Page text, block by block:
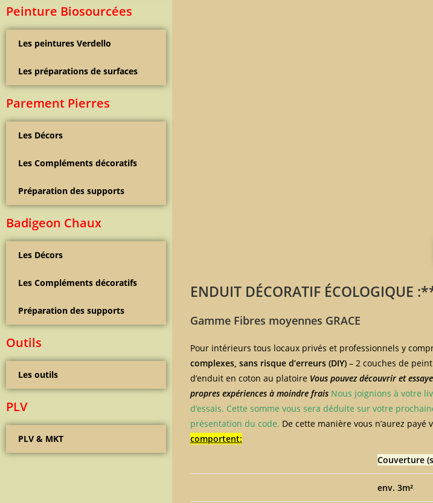
Peinture Biosourcées
Les peintures Verdello
Les préparations de surfaces
Parement Pierres
Les Décors
Les Compléments décoratifs
Préparation des supports
Badigeon Chaux
Les Décors
Les Compléments décoratifs
Préparation des supports
Outils
Les outils
PLV
PLV & MKT
ENDUIT DÉCORATIF ÉCOLOGIQUE
Gamme Fibres moyennes GRACE
Pour intérieurs tous locaux privés et professionnels y
complexes, sans risque d’erreurs (DIY) – 2 couches de
d’enduit en coton au platoire Vous pouvez découvrir et
propres expériences à moindre frais Nous joignions à votre
d’essais. Cette somme vous sera déduite sur votre
présentation du code. De cette manière vous n’aurez payé
comportent:
Couverture
env. 3m²